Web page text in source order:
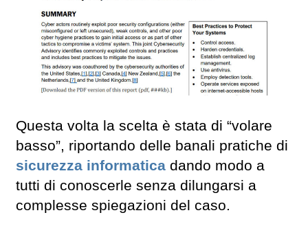
Questa volta la scelta è stata di “volare
basso”, riportando delle banali pratiche di
sicurezza informatica dando modo a
tutti di conoscerle senza dilungarsi a
complesse spiegazioni del caso.